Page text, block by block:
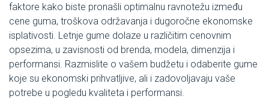
faktore kako biste pronašli optimalnu ravnotežu između
cene guma, troškova održavanja i dugoročne ekonomske
isplativosti. Letnje gume dolaze u različitim cenovnim
opsezima, u zavisnosti od brenda, modela, dimenzija i
performansi. Razmislite o vašem budžetu i odaberite gume
koje su ekonomski prihvatljive, ali i zadovoljavaju vaše
potrebe u pogledu kvaliteta i performansi.